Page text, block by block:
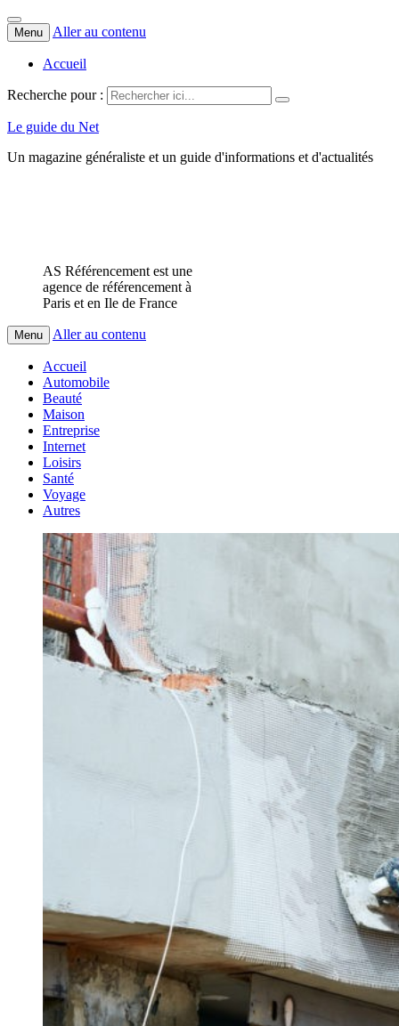
Menu Aller au contenu
Accueil
Recherche pour :
Le guide du Net
Un magazine généraliste et un guide d'informations et d'actualités
AS Référencement est une
agence de référencement à
Paris et en Ile de France
Menu Aller au contenu
Accueil
Automobile
Beauté
Maison
Entreprise
Internet
Loisirs
Santé
Voyage
Autres